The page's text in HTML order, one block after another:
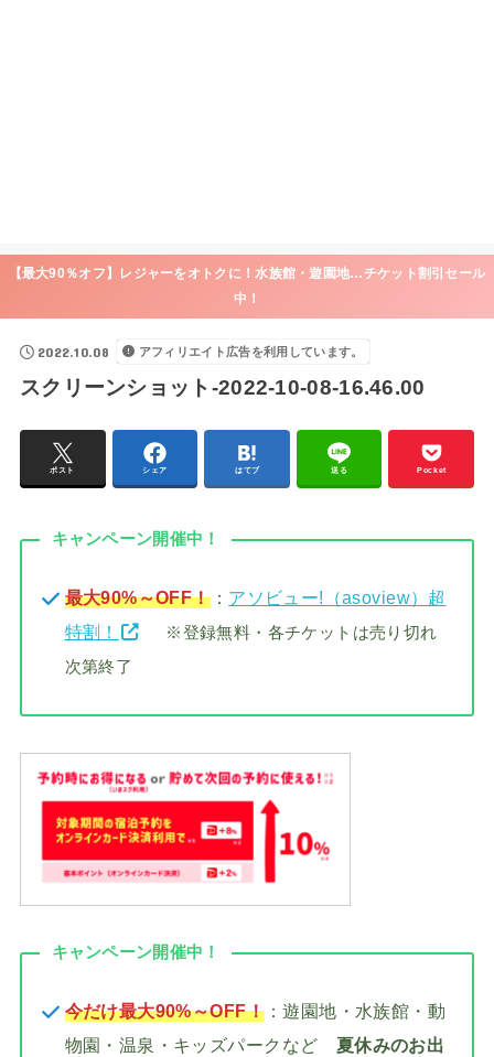
【最大90％オフ】レジャーをオトクに！水族館・遊園地…チケット割引セール
中！
2022.10.08 アフィリエイト広告を利用しています。
スクリーンショット-2022-10-08-16.46.00
ポスト シェア はてブ 送る Pocket
キャンペーン開催中！
最大90%～OFF！： アソビュー!（asoview）超
特割！
※登録無料・各チケットは売り切れ
次第終了
キャンペーン開催中！
今だけ最大90%～OFF！：遊園地・水族館・動
物園・温泉・キッズパークなど 夏休みのお出